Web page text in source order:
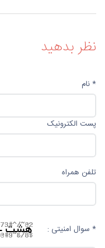
نظر بدهید
* نام
پست الکترونیک
تلفن همراه
* سوال امنیتی :